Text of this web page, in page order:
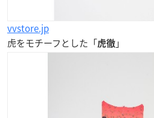
vvstore.jp
虎をモチーフとした「虎徹 」